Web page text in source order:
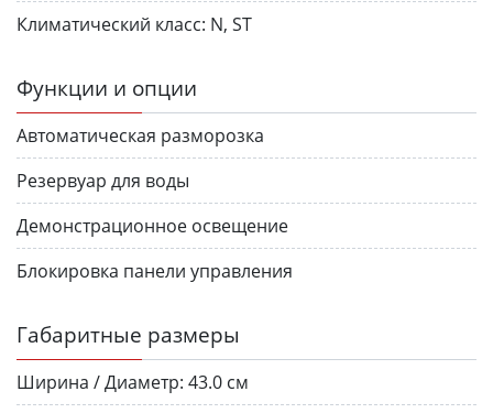
Климатический класс: N, ST
Функции и опции
Автоматическая разморозка
Резервуар для воды
Демонстрационное освещение
Блокировка панели управления
Габаритные размеры
Ширина / Диаметр: 43.0 см